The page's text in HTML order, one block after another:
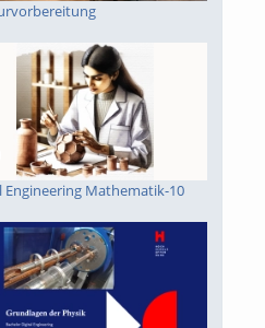
25 Jahre Schluckspecht
Engineering Mathematik-10